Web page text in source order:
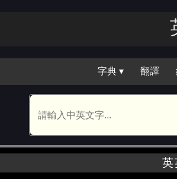
字典 ▾ 翻譯
英